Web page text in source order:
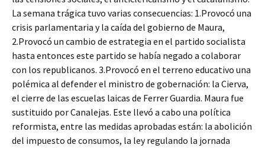
La semana trágica tuvo varias consecuencias: 1.Provocó una
crisis parlamentaria y la caída del gobierno de Maura,
2.Provocó un cambio de estrategia en el partido socialista
hasta entonces este partido se había negado a colaborar
con los republicanos. 3.Provocó en el terreno educativo una
polémica al defender el ministro de gobernación: la Cierva,
el cierre de las escuelas laicas de Ferrer Guardia. Maura fue
sustituido por Canalejas. Este llevó a cabo una política
reformista, entre las medidas aprobadas están: la abolición
del impuesto de consumos, la ley regulando la jornada